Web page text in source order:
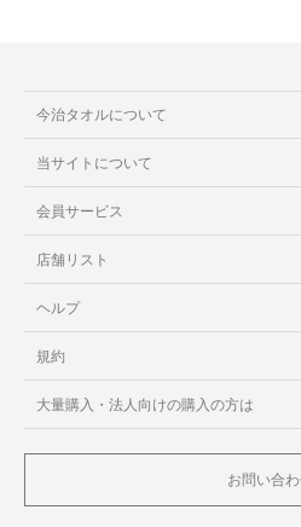
今治タオルについて
当サイトについて
会員サービス
店舗リスト
ヘルプ
規約
大量購入・法人向けの購入の方は
お問い合